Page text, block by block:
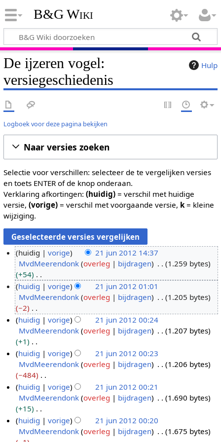
B&G Wiki
Hulp
De ijzeren vogel:
versiegeschiedenis
Logboek voor deze pagina bekijken
Naar versies zoeken
Selectie voor verschillen: selecteer de te vergelijken versies
en toets ENTER of de knop onderaan.
Verklaring afkortingen: (huidig)= verschil met huidige
versie, (vorige)= verschil met voorgaande versie, k= kleine
wijziging.
2
2
huidig vorige
21 jun 2012 14:37
MvdMeerendonk overleg bijdragen
1.259 bytes
+54
G
e
e
n
b
e
w
e
r
k
i
n
g
s
huidig vorige
21 jun 2012 01:01
MvdMeerendonk overleg bijdragen
1.205 bytes
−2
G
e
e
n
b
e
w
e
r
k
i
n
huidig vorige
21 jun 2012 00:24
MvdMeerendonk overleg bijdragen
1.207 bytes
+1
G
e
e
n
b
e
w
e
r
huidig vorige
21 jun 2012 00:23
MvdMeerendonk overleg bijdragen
1.206 bytes
−484
G
e
e
n
b
e
huidig vorige
21 jun 2012 00:21
MvdMeerendonk overleg bijdragen
1.690 bytes
+15
G
e
huidig vorige
21 jun 2012 00:20
MvdMeerendonk overleg bijdragen
1.675 bytes